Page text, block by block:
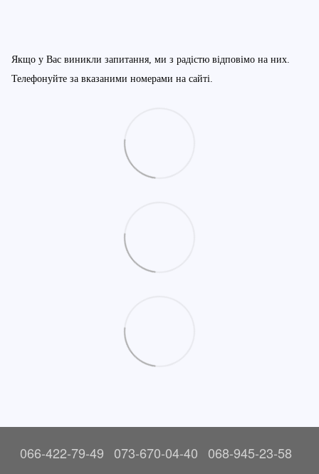
Якщо у Вас виникли запитання, ми з радістю відповімо на них.
Телефонуйте за вказаними номерами на сайті.
066-422-79-49 073-670-04-40 068-945-23-58